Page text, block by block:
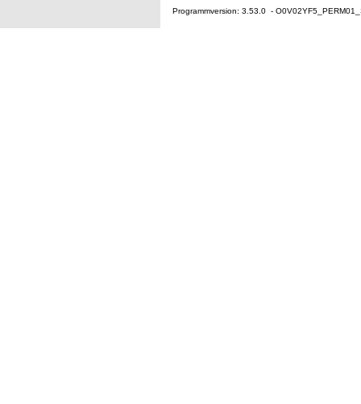
Programmversion: 3.53.0 -